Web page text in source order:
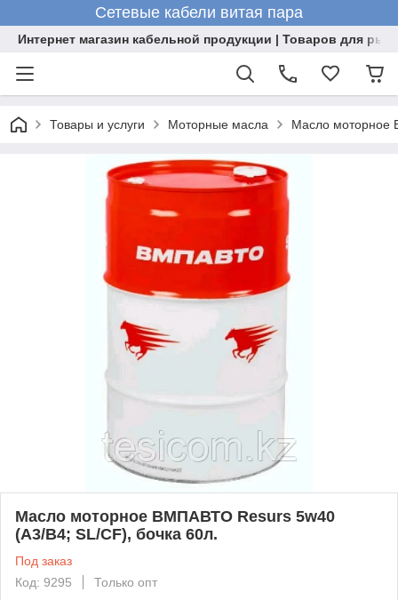
Сетевые кабели витая пара
Интернет магазин кабельной продукции | Товаров для
Товары и услуги Моторные масла Масло моторное
Масло моторное ВМПАВТО Resurs 5w40
(A3/B4; SL/CF), бочка 60л.
Под заказ
Код: 9295
Только опт